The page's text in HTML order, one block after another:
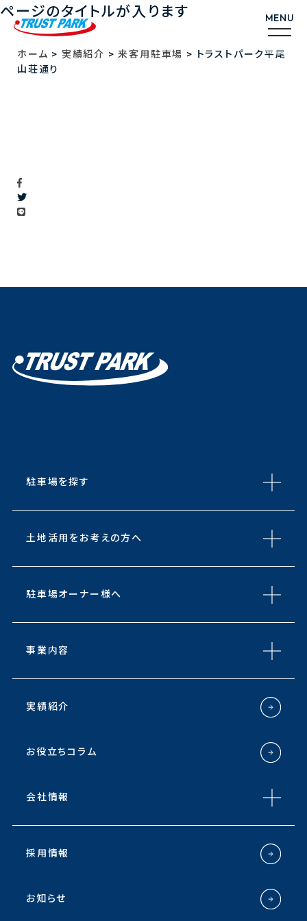
ページのタイトルが入ります
ホーム > 実績紹介 >来客用駐車場 > トラストパーク平尾
山荘通り
駐車場を探す
土地活用をお考えの方へ
駐車場オーナー様へ
事業内容
実績紹介
お役立ちコラム
会社情報
採用情報
お知らせ